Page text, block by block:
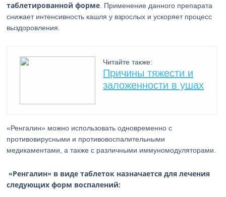
таблетированной форме . Применение данного препарата
снижает интенсивность кашля у взрослых и ускоряет процесс
выздоровления.
Читайте также:
Причины тяжести и
заложенности в ушах
«Ренгалин» можно использовать одновременно с
противовирусными и противовоспалительными
медикаментами, а также с различными иммуномодуляторами.
«Ренгалин» в виде таблеток назначается для лечения
следующих форм воспалений: